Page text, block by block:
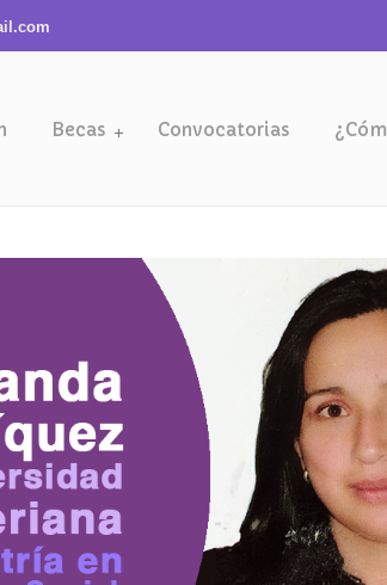
Becas Convocatorias